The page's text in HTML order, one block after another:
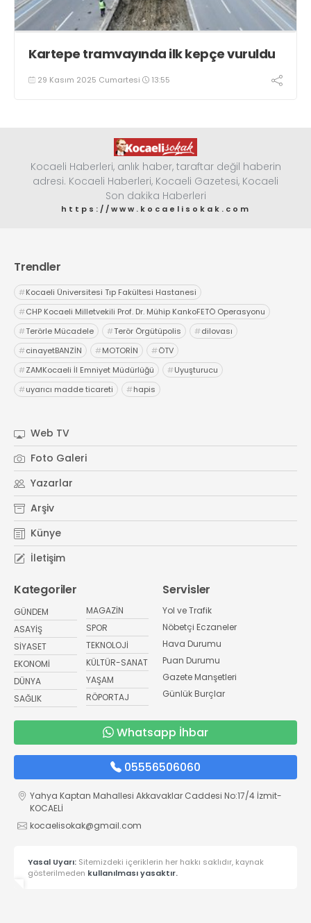
Kartepe tramvayında ilk kepçe vuruldu
29 Kasım 2025 Cumartesi 13:55
Kocaeli Haberleri, anlık haber, taraftar değil haberin
adresi. Kocaeli Haberleri, Kocaeli Gazetesi, Kocaeli
Son dakika Haberleri
https://www.kocaelisokak.com
Trendler
#Kocaeli Üniversitesi Tıp Fakültesi Hastanesi
#CHP Kocaeli Milletvekili Prof. Dr. Mühip KankoFETÖ Operasyonu
#Terörle Mücadele #Terör Örgütüpolis #dilovası
#cinayetBANZİN #MOTORİN #ÖTV
#ZAMKocaeli İl Emniyet Müdürlüğü #Uyuşturucu
#uyarıcı madde ticareti #hapis
Web TV
Foto Galeri
Yazarlar
Arşiv
Künye
İletişim
Kategoriler
GÜNDEM
ASAYİŞ
SİYASET
EKONOMİ
DÜNYA
SAĞLIK
MAGAZİN
SPOR
TEKNOLOJİ
KÜLTÜR-SANAT
YAŞAM
RÖPORTAJ
Servisler
Yol ve Trafik
Nöbetçi Eczaneler
Hava Durumu
Puan Durumu
Gazete Manşetleri
Günlük Burçlar
Whatsapp İhbar
05556506060
Yahya Kaptan Mahallesi Akkavaklar Caddesi No:17/4 İzmit-
KOCAELİ
kocaelisokak@gmail.com
Yasal Uyarı: Sitemizdeki içeriklerin her hakkı saklıdır, kaynak
gösterilmeden kullanılması yasaktır.